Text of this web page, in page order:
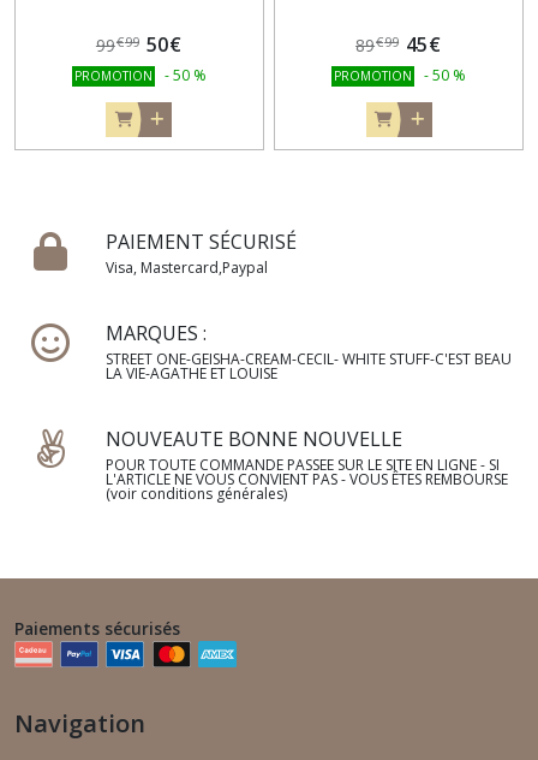
99€99 50€
PROMOTION -50 %
89€99 45€
PROMOTION -50 %
PAIEMENT SÉCURISÉ
Visa, Mastercard,Paypal
MARQUES :
STREET ONE-GEISHA-CREAM-CECIL- WHITE STUFF-C'EST BEAU
LA VIE-AGATHE ET LOUISE
NOUVEAUTE BONNE NOUVELLE
POUR TOUTE COMMANDE PASSEE SUR LE SITE EN LIGNE - SI
L'ARTICLE NE VOUS CONVIENT PAS - VOUS ÊTES REMBOURSE
(voir conditions générales)
Paiements sécurisés
Navigation